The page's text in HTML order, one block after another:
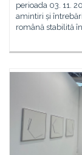
perioada 03. 11.
amintiri și
română stabilită